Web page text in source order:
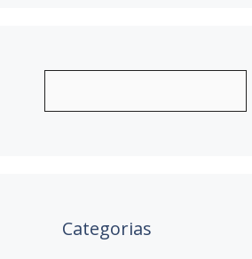
Categorias